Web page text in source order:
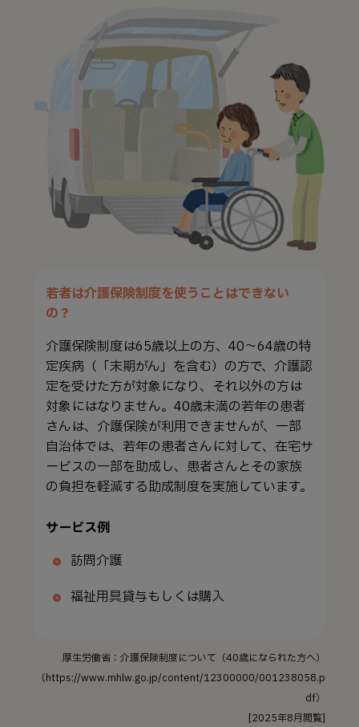
若者は介護保険制度を使うことはできない
の？
介護保険制度は65歳以上の方、40～64歳の特
定疾病（「末期がん」を含む）の方で、介護認
定を受けた方が対象になり、それ以外の方は
対象にはなりません。40歳未満の若年の患者
さんは、介護保険が利用できませんが、一部
自治体では、若年の患者さんに対して、在宅サ
ービスの一部を助成し、患者さんとその家族
の負担を軽減する助成制度を実施しています。
サービス例
訪問介護
福祉用具貸与もしくは購入
厚生労働省：介護保険制度について（40歳になられた方へ）
（https://www.mhlw.go.jp/content/12300000/001238058.p
df）
[2025年8月閲覧]